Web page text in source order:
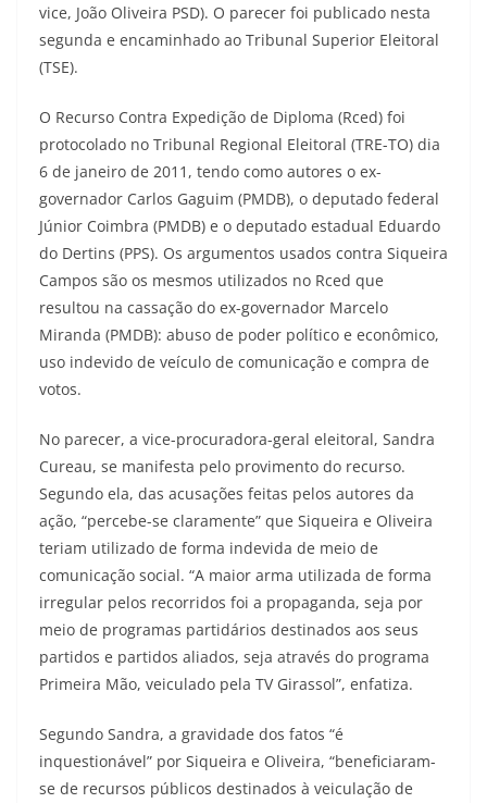
vice, João Oliveira PSD). O parecer foi publicado nesta
segunda e encaminhado ao Tribunal Superior Eleitoral
(TSE).
O Recurso Contra Expedição de Diploma (Rced) foi
protocolado no Tribunal Regional Eleitoral (TRE-TO) dia
6 de janeiro de 2011, tendo como autores o ex-
governador Carlos Gaguim (PMDB), o deputado federal
Júnior Coimbra (PMDB) e o deputado estadual Eduardo
do Dertins (PPS). Os argumentos usados contra Siqueira
Campos são os mesmos utilizados no Rced que
resultou na cassação do ex-governador Marcelo
Miranda (PMDB): abuso de poder político e econômico,
uso indevido de veículo de comunicação e compra de
votos.
No parecer, a vice-procuradora-geral eleitoral, Sandra
Cureau, se manifesta pelo provimento do recurso.
Segundo ela, das acusações feitas pelos autores da
ação, “percebe-se claramente” que Siqueira e Oliveira
teriam utilizado de forma indevida de meio de
comunicação social. “A maior arma utilizada de forma
irregular pelos recorridos foi a propaganda, seja por
meio de programas partidários destinados aos seus
partidos e partidos aliados, seja através do programa
Primeira Mão, veiculado pela TV Girassol”, enfatiza.
Segundo Sandra, a gravidade dos fatos “é
inquestionável” por Siqueira e Oliveira, “beneficiaram-
se de recursos públicos destinados à veiculação de